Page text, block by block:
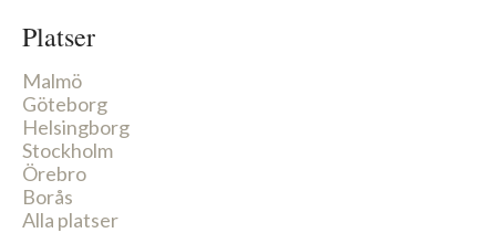
Platser
Malmö
Göteborg
Helsingborg
Stockholm
Örebro
Borås
Alla platser